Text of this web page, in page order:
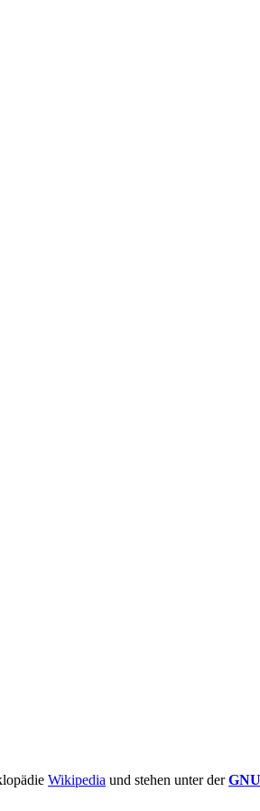
Wikipedia und stehen unter der